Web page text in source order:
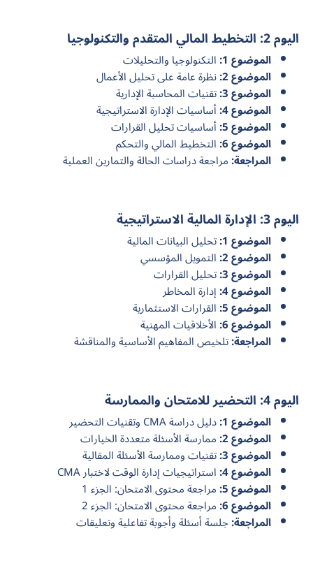
اليوم 2: التخطيط المالي المتقدم والتكنولوجيا
الموضوع 1: التكنولوجيا والتحليلات
الموضوع 2: نظرة عامة على تحليل الأعمال
الموضوع 3: تقنيات المحاسبة الإدارية
الموضوع 4: أساسيات الإدارة الاستراتيجية
الموضوع 5: أساسيات تحليل القرارات
الموضوع 6: التخطيط المالي والتحكم
المراجعة:مراجعة دراسات الحالة والتمارين العملية
اليوم 3: الإدارة المالية الاستراتيجية
الموضوع 1: تحليل البيانات المالية
الموضوع 2: التمويل المؤسسي
الموضوع 3: تحليل القرارات
الموضوع 4: إدارة المخاطر
الموضوع 5: القرارات الاستثمارية
الموضوع 6: الأخلاقيات المهنية
المراجعة:تلخيص المفاهيم الأساسية والمناقشة
اليوم 4: التحضير للامتحان والممارسة
الموضوع 1: دليل دراسة CMA وتقنيات التحضير
الموضوع 2: ممارسة الأسئلة متعددة الخيارات
الموضوع 3: تقنيات وممارسة الأسئلة المقالية
الموضوع 4: استراتيجيات إدارة الوقت لاختبار CMA
الموضوع 5: مراجعة محتوى الامتحان: الجزء 1
الموضوع 6: مراجعة محتوى الامتحان: الجزء 2
المراجعة:جلسة أسئلة وأجوبة تفاعلية وتعليقات